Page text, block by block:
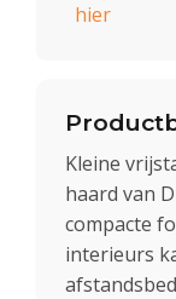
hier
Kleine
haard van
compacte
interieurs